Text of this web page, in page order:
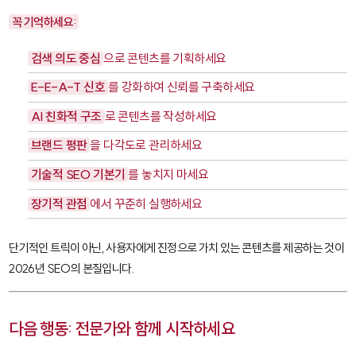
꼭 기억하세요:
검색 의도 중심 으로 콘텐츠를 기획하세요
E-E-A-T 신호 를 강화하여 신뢰를 구축하세요
AI 친화적 구조 로 콘텐츠를 작성하세요
브랜드 평판 을 다각도로 관리하세요
기술적 SEO 기본기 를 놓치지 마세요
장기적 관점 에서 꾸준히 실행하세요
단기적인 트릭이 아닌, 사용자에게 진정으로 가치 있는 콘텐츠를 제공하는 것이
2026년 SEO의 본질입니다.
다음 행동: 전문가와 함께 시작하세요